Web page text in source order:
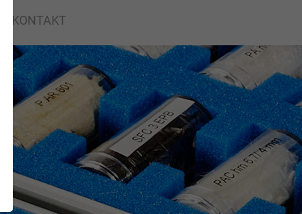
KONTAKT